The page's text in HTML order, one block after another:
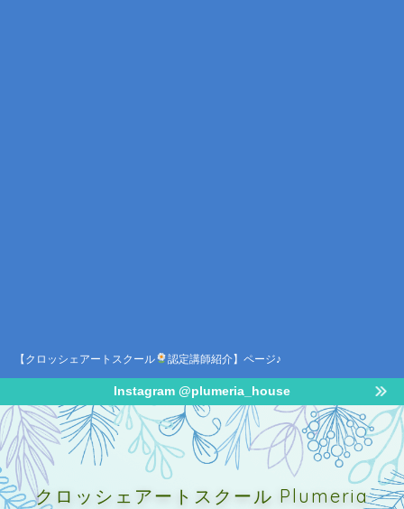
【クロッシェアートスクール 認定講師紹介】ページ♪
Instagram @plumeria_house
クロッシェアートスクール Plumeria